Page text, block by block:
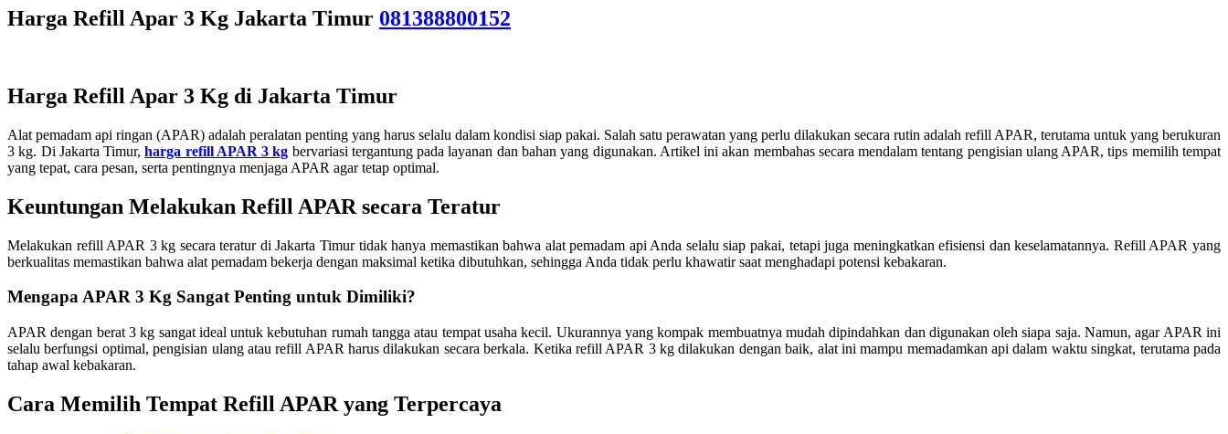
Harga Refill Apar 3 Kg Jakarta Timur 081388800152
Harga Refill Apar 3 Kg di Jakarta Timur
Alat pemadam api ringan (APAR) adalah peralatan penting yang harus selalu dalam kondisi siap pakai. Salah satu perawatan yang perlu dilakukan secara rutin adalah refill APAR, terutama untuk yang berukuran
3 kg. Di Jakarta Timur,harga refill APAR 3 kg bervariasi tergantung pada layanan dan bahan yang digunakan. Artikel ini akan membahas secara mendalam tentang pengisian ulang APAR, tips memilih tempat
yang tepat, cara pesan, serta pentingnya menjaga APAR agar tetap optimal.
Keuntungan Melakukan Refill APAR secara Teratur
Melakukan refill APAR 3 kg secara teratur di Jakarta Timur tidak hanya memastikan bahwa alat pemadam api Anda selalu siap pakai, tetapi juga meningkatkan efisiensi dan keselamatannya. Refill APAR yang
berkualitas memastikan bahwa alat pemadam bekerja dengan maksimal ketika dibutuhkan, sehingga Anda tidak perlu khawatir saat menghadapi potensi kebakaran.
Mengapa APAR 3 Kg Sangat Penting untuk Dimiliki?
APAR dengan berat 3 kg sangat ideal untuk kebutuhan rumah tangga atau tempat usaha kecil. Ukurannya yang kompak membuatnya mudah dipindahkan dan digunakan oleh siapa saja. Namun, agar APAR ini
selalu berfungsi optimal, pengisian ulang atau refill APAR harus dilakukan secara berkala. Ketika refill APAR 3 kg dilakukan dengan baik, alat ini mampu memadamkan api dalam waktu singkat, terutama pada
tahap awal kebakaran.
Cara Memilih Tempat Refill APAR yang Terpercaya